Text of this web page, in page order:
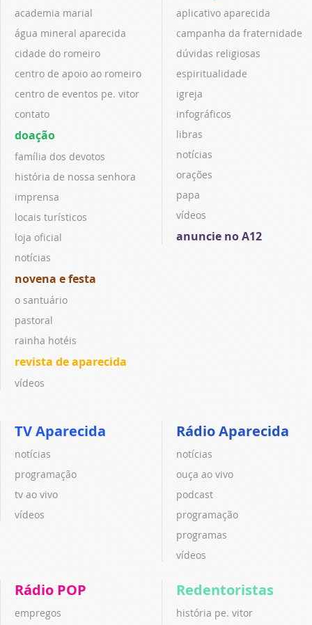
academia marial
água mineral aparecida
cidade do romeiro
centro de apoio ao romeiro
centro de eventos pe. vitor
contato
doação
família dos devotos
história de nossa senhora
imprensa
locais turísticos
loja oficial
notícias
novena e festa
o santuário
pastoral
rainha hotéis
revista de aparecida
vídeos
aplicativo aparecida
campanha da fraternidade
dúvidas religiosas
espiritualidade
igreja
infográficos
libras
notícias
orações
papa
vídeos
anuncie no A12
TV Aparecida
notícias
programação
tv ao vivo
vídeos
Rádio Aparecida
notícias
ouça ao vivo
podcast
programação
programas
vídeos
Rádio POP
empregos
Redentoristas
história pe. vitor